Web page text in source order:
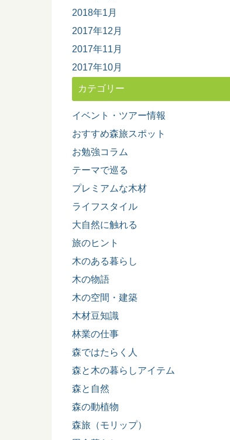
2018年1月
2017年12月
2017年11月
2017年10月
カテゴリー
イベント・ツアー情報
おすすめ森旅スポット
お勉強コラム
テーマで巡る
プレミアムな木材
ライフスタイル
大自然に触れる
旅のヒント
木のある暮らし
木の物語
木の空間・建築
木材豆知識
林業の仕事
森ではたらく人
森と木の暮らしアイテム
森と自然
森の動植物
森旅（モリップ）